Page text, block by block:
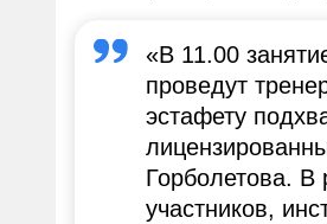
«В 11.00
проведут
эстафету
Горболетова. В
участников,